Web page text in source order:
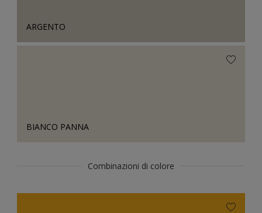
ARGENTO
BIANCO PANNA
Combinazioni di colore